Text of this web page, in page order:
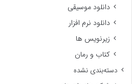
دانلود موسیقی
دانلود نرم افزار
زیرنویس ها
کتاب و رمان
دسته‌بندی نشده